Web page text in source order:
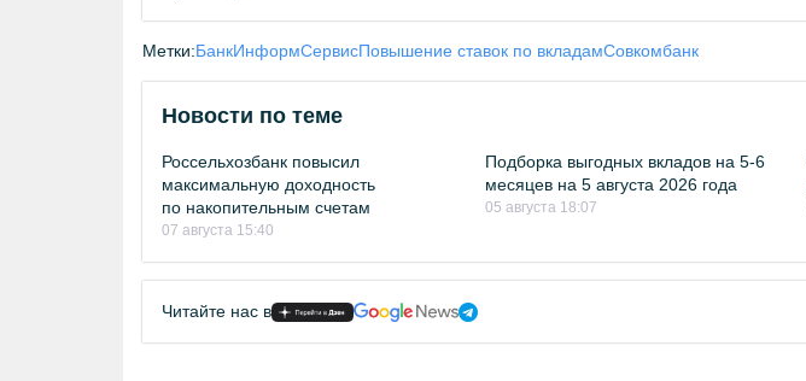
Метки:БанкИнформСервисПовышение ставок по вкладамСовкомбанк
Новости по теме
Россельхозбанк повысил
максимальную доходность
по накопительным счетам
07 августа 15:40
Подборка выгодных вкладов на 5-6
месяцев на 5 августа 2026 года
05 августа 18:07
Читайте нас в